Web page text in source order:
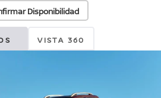
Disponibilidad
VISTA 360